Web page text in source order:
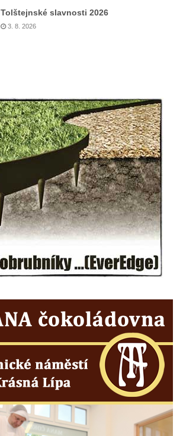
Tolštejnské slavnosti 2026
3. 8. 2026